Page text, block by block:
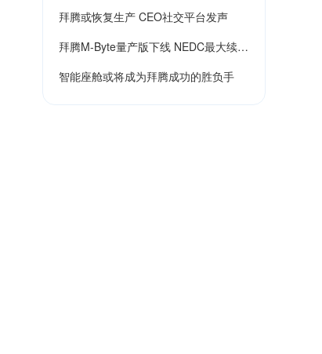
正在积极应对，争取尽快妥善解决
拜腾或恢复生产 CEO社交平台发声
拜腾M-Byte量产版下线 NEDC最大续航
550km
智能座舱或将成为拜腾成功的胜负手